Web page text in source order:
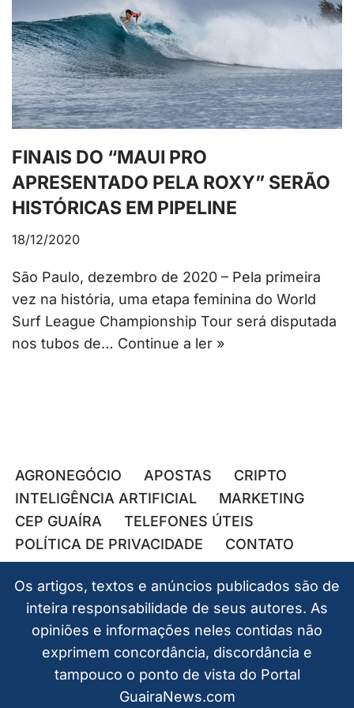
FINAIS DO “MAUI PRO
APRESENTADO PELA ROXY” SERÃO
HISTÓRICAS EM PIPELINE
18/12/2020
São Paulo, dezembro de 2020 – Pela primeira
vez na história, uma etapa feminina do World
Surf League Championship Tour será disputada
nos tubos de… Continue a ler »
AGRONEGÓCIO APOSTAS
CRIPTO
INTELIGÊNCIA ARTIFICIAL
MARKETING
CEP GUAÍRA
TELEFONES ÚTEIS
POLÍTICA DE PRIVACIDADE
CONTATO
Os artigos, textos e anúncios publicados são de
inteira responsabilidade de seus autores. As
opiniões e informações neles contidas não
exprimem concordância, discordância e
tampouco o ponto de vista do Portal
GuairaNews.com